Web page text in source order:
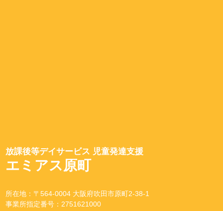
放課後等デイサービス 児童発達支援
エミアス原町
所在地：〒564-0004 大阪府吹田市原町2-38-1
事業所指定番号：2751621000